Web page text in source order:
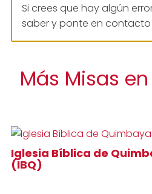
Si crees que hay algún
saber y ponte en
Más Misas
Iglesia Bíblica de
(IBQ)